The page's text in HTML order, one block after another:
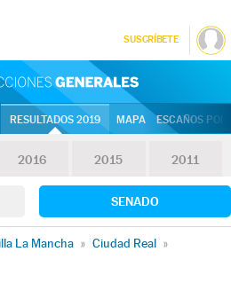
SUSCRÍBETE
RESULTADOS 2019 MAPA ESCAÑOS
2016 2015 2011
SENADO
La Mancha » Ciudad Real »